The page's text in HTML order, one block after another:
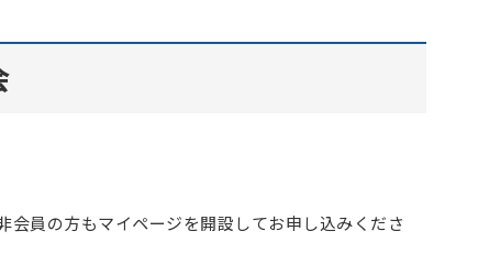
員の方もマイページを開設してお申し込みくださ